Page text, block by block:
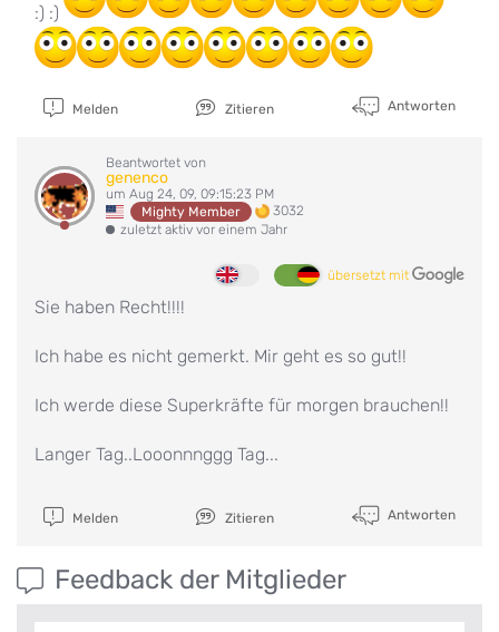
:) :)
Melden Zitieren Antworten
Beantwortet von
genenco
um Aug 24, 09, 09:15:23 PM
Mighty Member
3032
zuletzt aktiv vor einem Jahr
übersetzt mit
Sie haben Recht!!!!
Ich habe es nicht gemerkt. Mir geht es so gut!!
Ich werde diese Superkräfte für morgen brauchen!!
Langer Tag..Looonnnggg Tag...
Melden Zitieren Antworten
Feedback der Mitglieder